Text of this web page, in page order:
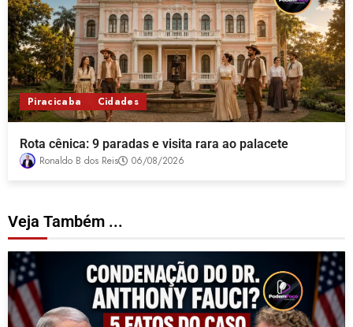
Piracicaba Cidades
Rota cênica: 9 paradas e visita rara ao palacete
Ronaldo B dos Reis 06/08/2026
Veja Também ...